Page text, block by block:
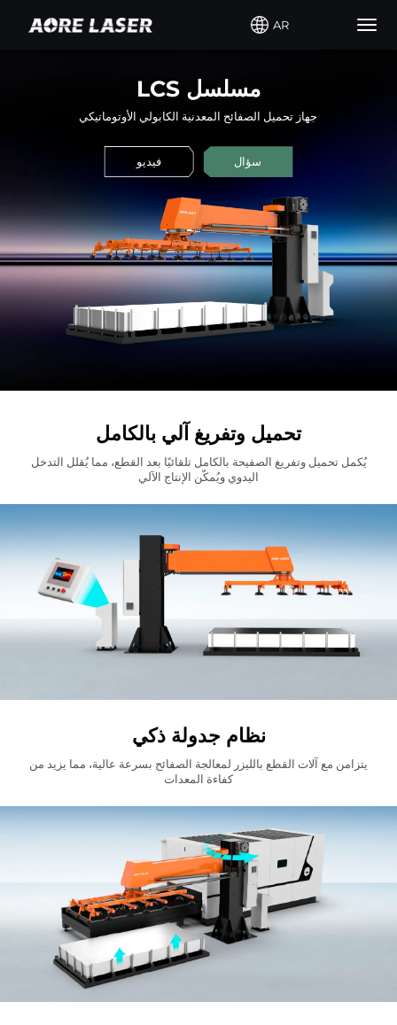
AR
LCS مسلسل
جهاز تحميل الصفائح المعدنية الكابولي الأوتوماتيكي
فيديو سؤال
تحميل وتفريغ آلي بالكامل
يُكمل تحميل وتفريغ الصفيحة بالكامل تلقائيًا بعد القطع، مما يُقلل التدخل
اليدوي ويُمكّن الإنتاج الآلي
نظام جدولة ذكي
يتزامن مع آلات القطع بالليزر لمعالجة الصفائح بسرعة عالية، مما يزيد من
كفاءة المعدات